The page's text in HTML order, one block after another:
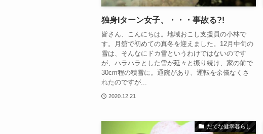
独身Iターン女子、・・・事故る?!
皆さん、こんにちは。地域おこし支援員の小林で
す。月舘で初めての真冬を迎えました。12月中旬の
雪は、そんなにドカ雪というわけではないのです
が、ハラハラとした雪が延々と振り続け、家の前で
30cm程の積雪に。通院があり、運転を余儀なくさ
れたのですが...
2020.12.21
だてな健幸暮らし